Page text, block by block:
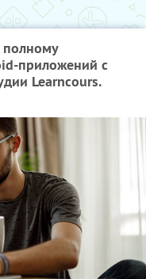
полному
приложений с
Learncours.